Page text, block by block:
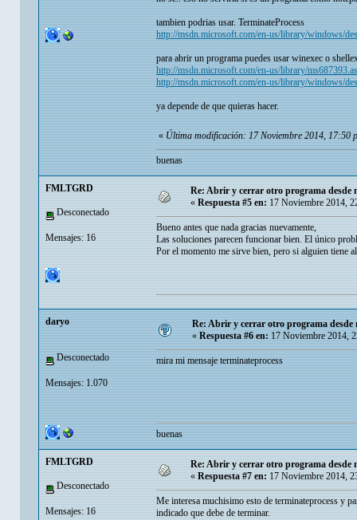
tambien podrias usar. TerminateProcess
http://msdn.microsoft.com/en-us/library/windows/
para abrir un programa puedes usar winexec o
http://msdn.microsoft.com/en-us/library/
http://msdn.microsoft.com/en-us/library/windows/
ya depende de que quieras hacer.
«Última modificación: 17 Noviembre 2014, 17:50
buenas
FMLTGRD
Desconectado
Mensajes: 16
Re: Abrir y cerrar otro programa desde
« Respuesta #5 en: 17 Noviembre 2014,
Bueno antes que nada gracias nuevamente,
Las soluciones parecen funcionar bien. El único
Por el momento me sirve bien, pero si alguien tiene
daryo
Desconectado
Mensajes: 1.070
Re: Abrir y cerrar otro programa desde
«Respuesta #6 en:17 Noviembre 2014,
mira mi mensaje terminateprocess
buenas
FMLTGRD
Desconectado
Mensajes: 16
Re: Abrir y cerrar otro programa desde
« Respuesta #7 en: 17 Noviembre 2014,
Me interesa muchisimo esto de terminateprocess y
indicado que debe de terminar.